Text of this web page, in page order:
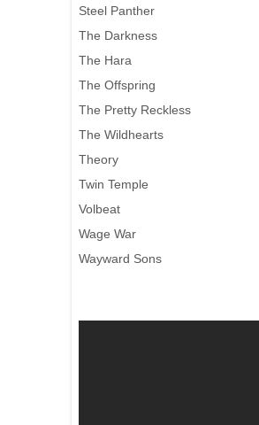
Steel Panther
The Darkness
The Hara
The Offspring
The Pretty Reckless
The Wildhearts
Theory
Twin Temple
Volbeat
Wage War
Wayward Sons